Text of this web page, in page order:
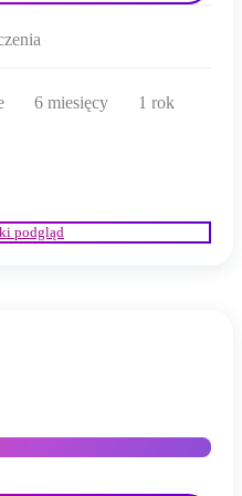
6 miesięcy 1 rok
podgląd